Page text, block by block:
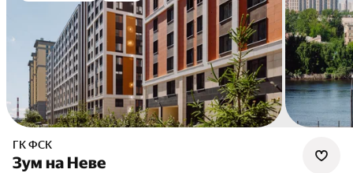
ГК ФСК
Зум на Неве